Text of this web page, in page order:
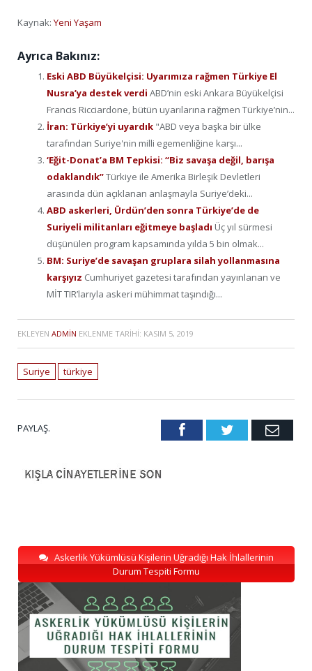
Kaynak: Yeni Yaşam
Ayrıca Bakınız:
Eski ABD Büyükelçisi: Uyarımıza rağmen Türkiye El
Nusra’ya destek verdi ABD’nin eski Ankara Büyükelçisi
Francis Ricciardone, bütün uyarılarına rağmen Türkiye’nin...
İran: Türkiye’yi uyardık "ABD veya başka bir ülke
tarafından Suriye'nin milli egemenliğine karşı...
‘Eğit-Donat’a BM Tepkisi: “Biz savaşa değil, barışa
odaklandık”Türkiye ile Amerika Birleşik Devletleri
arasında dün açıklanan anlaşmayla Suriye’deki...
ABD askerleri, Ürdün’den sonra Türkiye’de de
Suriyeli militanları eğitmeye başladı Üç yıl sürmesi
düşünülen program kapsamında yılda 5 bin olmak...
BM: Suriye’de savaşan gruplara silah yollanmasına
karşıyız Cumhuriyet gazetesi tarafından yayınlanan ve
MİT TIR’larıyla askeri mühimmat taşındığı...
EKLEYEN ADMIN EKLENME TARIHI: KASIM 5, 2019
Suriye türkiye
PAYLAŞ. FacebookTwitter Email
Askerlik Yükümlüsü Kişilerin Uğradığı Hak İhlallerinin
Durum Tespiti Formu